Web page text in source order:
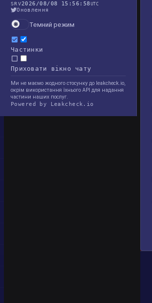
SRV2026/08/08 15:56:58UTC
Оновлення
Темний режим
Частинки
Приховати вікно чату
Ми не маємо жодного стосунку до leakcheck.io,
окрім використання їхнього API для надання
частини наших послуг.
Powered by Leakcheck.io